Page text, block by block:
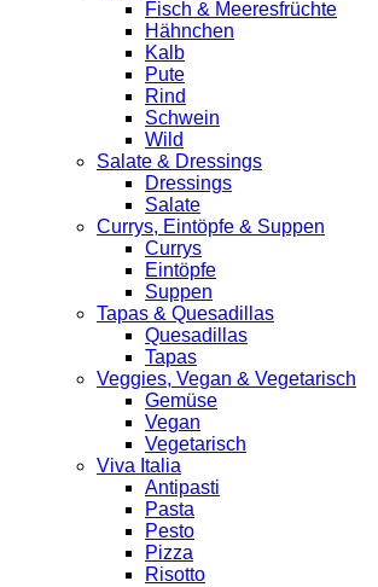
Fisch & Meeresfrüchte
Hähnchen
Kalb
Pute
Rind
Schwein
Wild
Salate & Dressings
Dressings
Salate
Currys, Eintöpfe & Suppen
Currys
Eintöpfe
Suppen
Tapas & Quesadillas
Quesadillas
Tapas
Veggies, Vegan & Vegetarisch
Gemüse
Vegan
Vegetarisch
Viva Italia
Antipasti
Pasta
Pesto
Pizza
Risotto